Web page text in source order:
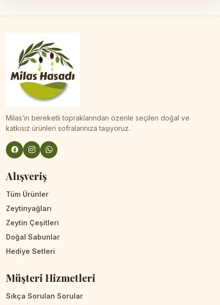
Milas’ın bereketli topraklarından özenle seçilen doğal ve
katkısız ürünleri sofralarınıza taşıyoruz.
Alışveriş
Tüm Ürünler
Zeytinyağları
Zeytin Çeşitleri
Doğal Sabunlar
Hediye Setleri
Müşteri Hizmetleri
Sıkça Sorulan Sorular